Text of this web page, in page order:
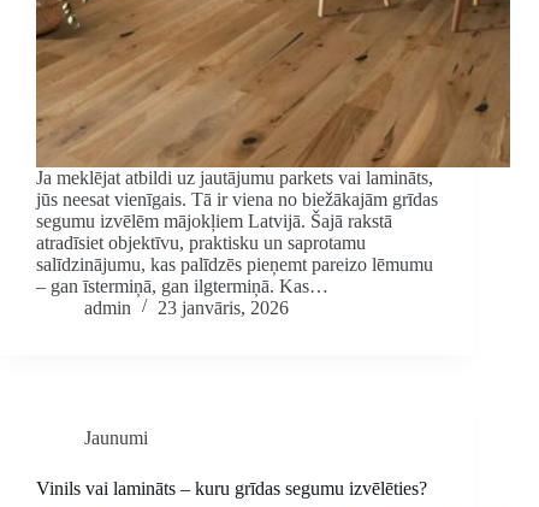
Ja meklējat atbildi uz jautājumu parkets vai lamināts,
jūs neesat vienīgais. Tā ir viena no biežākajām grīdas
segumu izvēlēm mājokļiem Latvijā. Šajā rakstā
atradīsiet objektīvu, praktisku un saprotamu
salīdzinājumu, kas palīdzēs pieņemt pareizo lēmumu
– gan īstermiņā, gan ilgtermiņā. Kas…
admin
23 janvāris, 2026
Jaunumi
Vinils vai lamināts – kuru grīdas segumu izvēlēties?